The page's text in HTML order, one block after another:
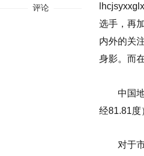
评论
选手，再
内外的关
身影。而
中国地
经81.81度
对于市